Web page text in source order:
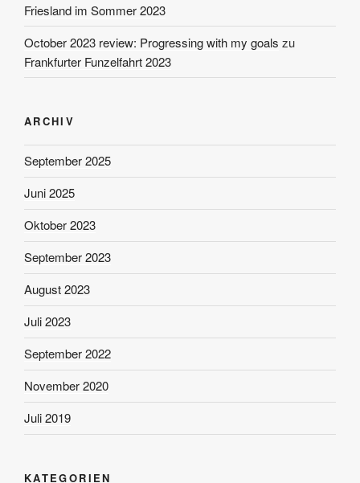
Friesland im Sommer 2023
October 2023 review: Progressing with my goals zu
Frankfurter Funzelfahrt 2023
ARCHIV
September 2025
Juni 2025
Oktober 2023
September 2023
August 2023
Juli 2023
September 2022
November 2020
Juli 2019
KATEGORIEN